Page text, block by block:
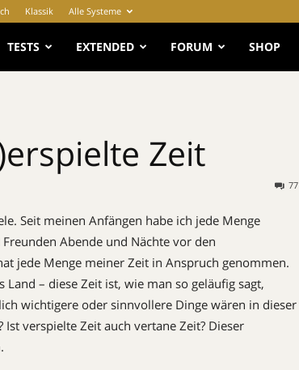
Klassik Alle Systeme
TESTS EXTENDED FORUM SHOP
Zeit
77
Seit meinen Anfängen habe ich jede Menge
Abende und Nächte vor den
jede Menge meiner Zeit in Anspruch genommen.
– diese Zeit ist, wie man so geläufig sagt,
wichtigere oder sinnvollere Dinge wären in dieser
verspielte Zeit auch vertane Zeit? Dieser